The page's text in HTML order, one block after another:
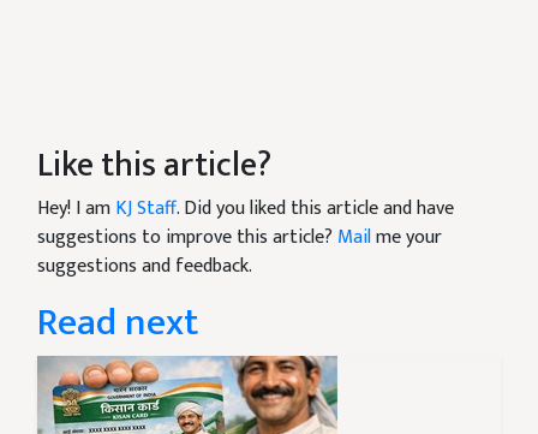
Like this article?
Hey! I amKJ Staff. Did you liked this article and have
suggestions to improve this article? Mailme your
suggestions and feedback.
Read next